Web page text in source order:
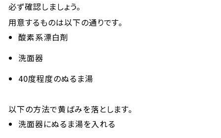
必ず確認しましょう。
用意するものは以下の通りです。
酸素系漂白剤
洗面器
40度程度のぬるま湯
以下の方法で黄ばみを落とします。
洗面器にぬるま湯を入れる